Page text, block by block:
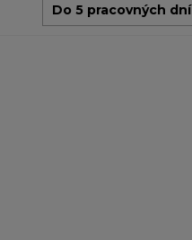
Do 5 pracovných dní